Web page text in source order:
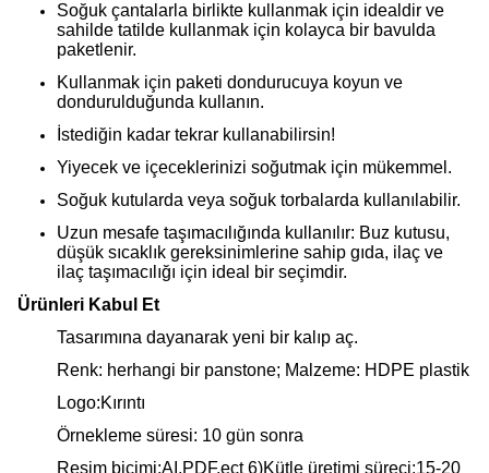
Soğuk çantalarla birlikte kullanmak için idealdir ve
sahilde tatilde kullanmak için kolayca bir bavulda
paketlenir.
Kullanmak için paketi dondurucuya koyun ve
dondurulduğunda kullanın.
İstediğin kadar tekrar kullanabilirsin!
Yiyecek ve içeceklerinizi soğutmak için mükemmel.
Soğuk kutularda veya soğuk torbalarda kullanılabilir.
Uzun mesafe taşımacılığında kullanılır: Buz kutusu,
düşük sıcaklık gereksinimlerine sahip gıda, ilaç ve
ilaç taşımacılığı için ideal bir seçimdir.
Ürünleri Kabul Et
Tasarımına dayanarak yeni bir kalıp aç.
Renk: herhangi bir panstone; Malzeme: HDPE plastik
Logo:Kırıntı
Örnekleme süresi: 10 gün sonra
Resim biçimi:AI,PDF,ect 6)Kütle üretimi süreci:15-20